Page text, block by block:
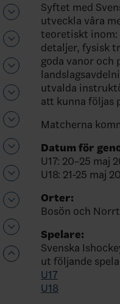
Syftet med
utveckla våra
teoretiskt inom:
detaljer, fysisk
goda vanor och
utvalda
att kunna följas
Matcherna
Datum för
U17: 20–25 maj
U18: 21-25 maj
Orter:
Bosön och
Spelare:
Svenska
ut följande
U17
U18